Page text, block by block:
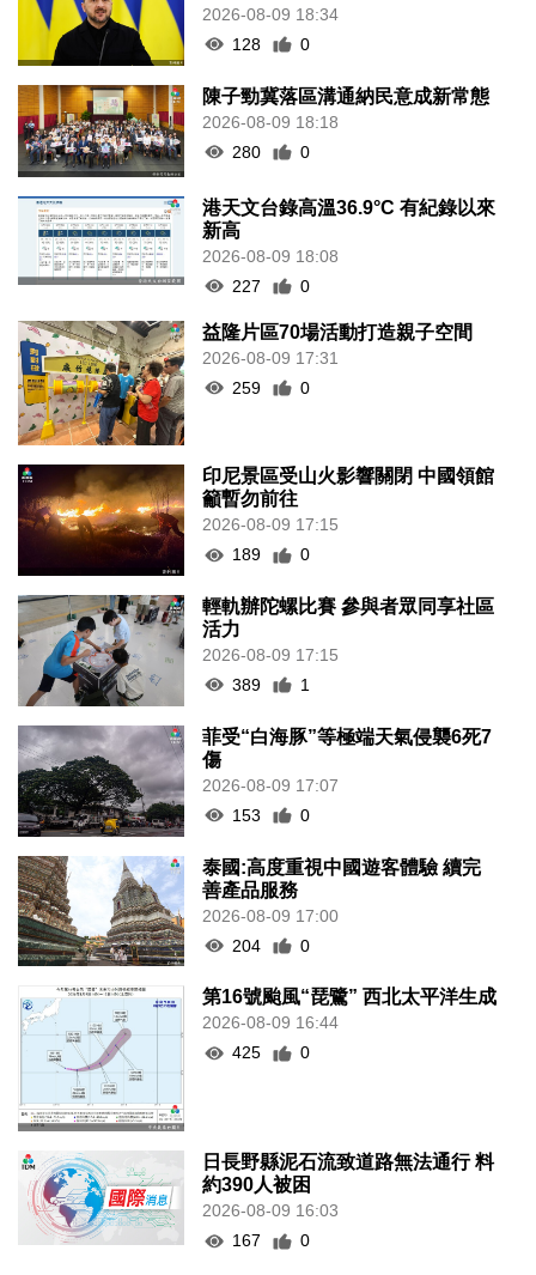
2026-08-09 18:34
128
0
陳子勁冀落區溝通納民意成新常態
2026-08-09 18:18
280
0
港天文台錄高溫36.9°C 有紀錄以來
新高
2026-08-09 18:08
227
0
益隆片區70場活動打造親子空間
2026-08-09 17:31
259
0
印尼景區受山火影響關閉 中國領館
籲暫勿前往
2026-08-09 17:15
189
0
輕軌辦陀螺比賽 參與者眾同享社區
活力
2026-08-09 17:15
389
1
菲受“白海豚”等極端天氣侵襲6死7
傷
2026-08-09 17:07
153
0
泰國:高度重視中國遊客體驗 續完
善產品服務
2026-08-09 17:00
204
0
第16號颱風“琵鷺” 西北太平洋生成
2026-08-09 16:44
425
0
日長野縣泥石流致道路無法通行 料
約390人被困
2026-08-09 16:03
167
0